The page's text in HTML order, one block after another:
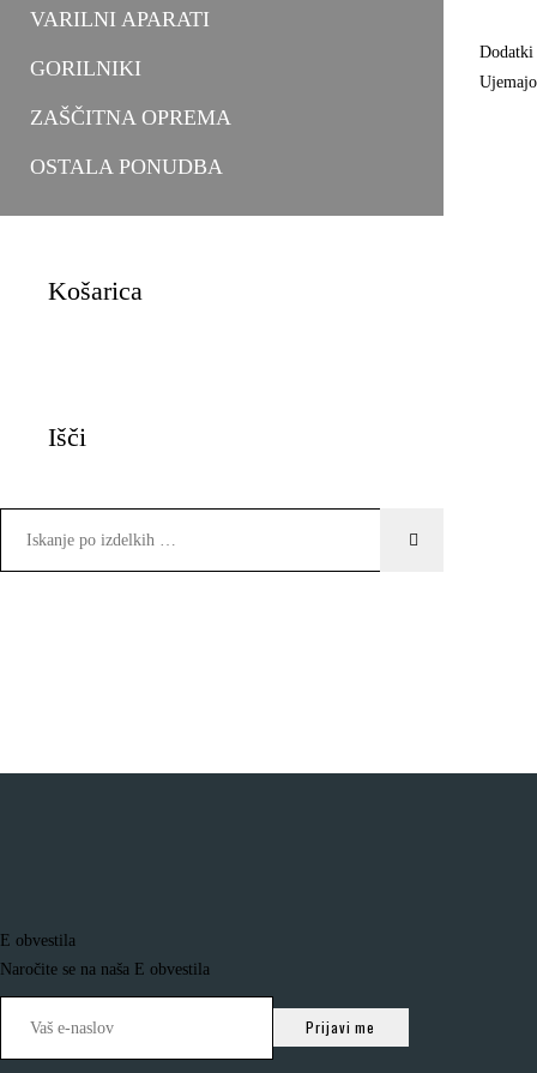
Dodatki
VARILNI APARATI
GORILNIKI
ZAŠČITNA OPREMA
OSTALA PONUDBA
Košarica
Išči
E obvestila
Naročite se na naša E obvestila